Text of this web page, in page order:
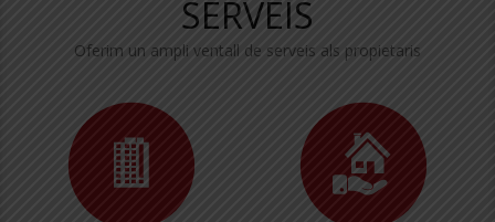
SERVEIS
Oferim un ampli ventall de serveis als propietaris